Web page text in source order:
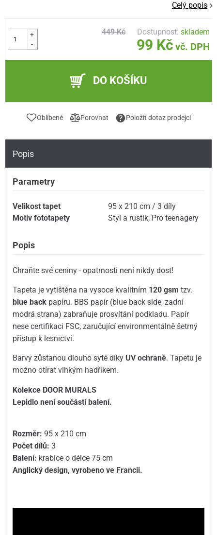
Celý popis
+
-
449 Kč Dostupnost:skladem
99 Kč vč. DPH
DO KOŠÍKU
Oblíbené Porovnat Položit dotaz prodejci
Popis
Parametry
Velikost tapet
95 x 210 cm / 3 díly
Motiv fototapety
Styl a rustik, Pro teenagery
Popis
Chraňte své ceniny - opatrnosti není nikdy dost!
Tapeta je vytištěna na vysoce kvalitním 120 gsm tzv.
blue back papíru. BBS papír (blue back side, zadní
modrá strana) zabraňuje prosvítání podkladu. Papír
nese certifikaci FSC, zaručující environmentálně šetrný
přístup k lesnictví.
Barvy zůstanou dlouho syté díky UV ochraně. Tapetu je
možno otírat vlhkým hadříkem.
Kolekce DOOR MURALS
Lepidlo není součástí balení.
Rozměr: 95 x 210 cm
Počet dílů: 3
Balení: krabice o délce 75 cm
Anglický design, vyrobeno ve Francii.